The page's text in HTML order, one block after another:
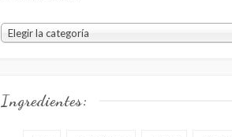
Elegir la categoría
Ingredientes: